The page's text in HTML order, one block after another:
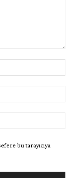
bu tarayıcıya